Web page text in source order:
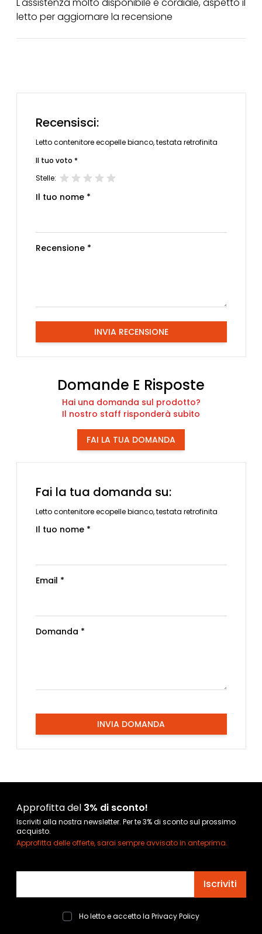
L'assistenza molto disponibile e cordiale, aspetto il
letto per aggiornare la recensione
Recensisci:
Letto contenitore ecopelle bianco, testata retrofinita
Il tuo voto *
Stelle:
Il tuo nome *
Recensione *
INVIA RECENSIONE
Domande E Risposte
Hai una domanda sul prodotto?
Il nostro staff risponderà subito
FAI LA TUA DOMANDA
Fai la tua domanda su:
Letto contenitore ecopelle bianco, testata retrofinita
Il tuo nome *
Email *
Domanda *
INVIA DOMANDA
Approfitta del 3% di sconto!
Iscriviti alla nostra newsletter. Per te 3% di sconto sul prossimo
acquisto.
Approfitta delle offerte, sarai sempre avvisato in anteprima.
Iscriviti
Ho letto e accetto la Privacy Policy